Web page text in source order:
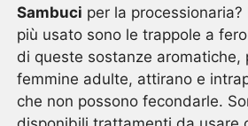
Sambuci per la
più usato sono le trappole a
di queste sostanze aromatiche,
femmine adulte, attirano e
che non possono fecondarle.